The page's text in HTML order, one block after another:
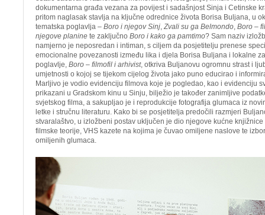
dokumentarna građa vezana za povijest i sadašnjost Sinja i Cetinske
pritom naglasak stavlja na ključne odrednice života Borisa Buljana, u
tematska poglavlja – Boro i njegov Sinj, Zvali su ga Belmondo, Boro –
njegove planine te zaključno Boro i kako ga pamtimo? Sam naziv
namjerno je neposredan i intiman, s ciljem da posjetitelju prenese
emocionalne povezanosti između lika i djela Borisa Buljana i lokalne
poglavlje, Boro – filmofil i arhivist, otkriva Buljanovu ogromnu strast i
umjetnosti o kojoj se tijekom cijelog života jako puno educirao i
Marljivo je vodio evidenciju filmova koje je pogledao, kao i evidenciju
prikazani u Gradskom kinu u Sinju, bilježio je također zanimljive
svjetskog filma, a sakupljao je i reprodukcije fotografija glumaca iz
letke i stručnu literaturu. Kako bi se posjetitelja predočili razmjeri
stvaralaštvo, u izložbeni postav uključen je dio njegove kućne
filmske teorije, VHS kazete na kojima je čuvao omiljene naslove te
omiljenih glumaca.